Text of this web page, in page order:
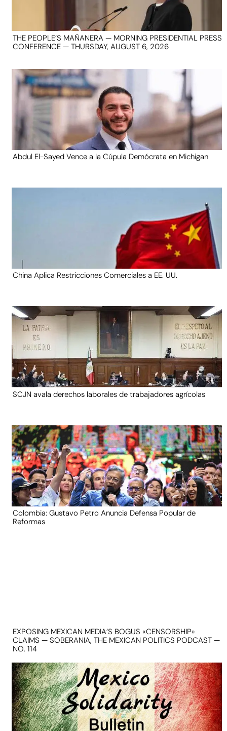
THE PEOPLE’S MAÑANERA — MORNING PRESIDENTIAL PRESS
CONFERENCE — THURSDAY, AUGUST 6, 2026
Abdul El-Sayed Vence a la Cúpula Demócrata en Michigan
China Aplica Restricciones Comerciales a EE. UU.
SCJN avala derechos laborales de trabajadores agrícolas
Colombia: Gustavo Petro Anuncia Defensa Popular de
Reformas
EXPOSING MEXICAN MEDIA’S BOGUS «CENSORSHIP»
CLAIMS — SOBERANIA, THE MEXICAN POLITICS PODCAST —
NO. 114